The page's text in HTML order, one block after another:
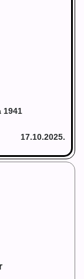
1941
17.10.2025.